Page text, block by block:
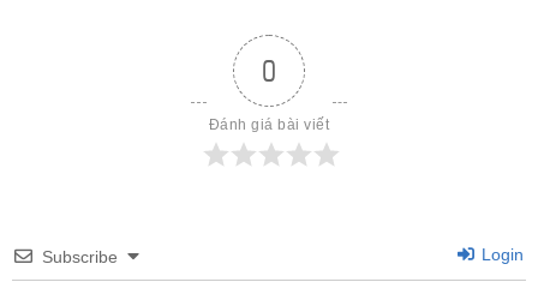
0
Đánh giá bài viết
Subscribe Login